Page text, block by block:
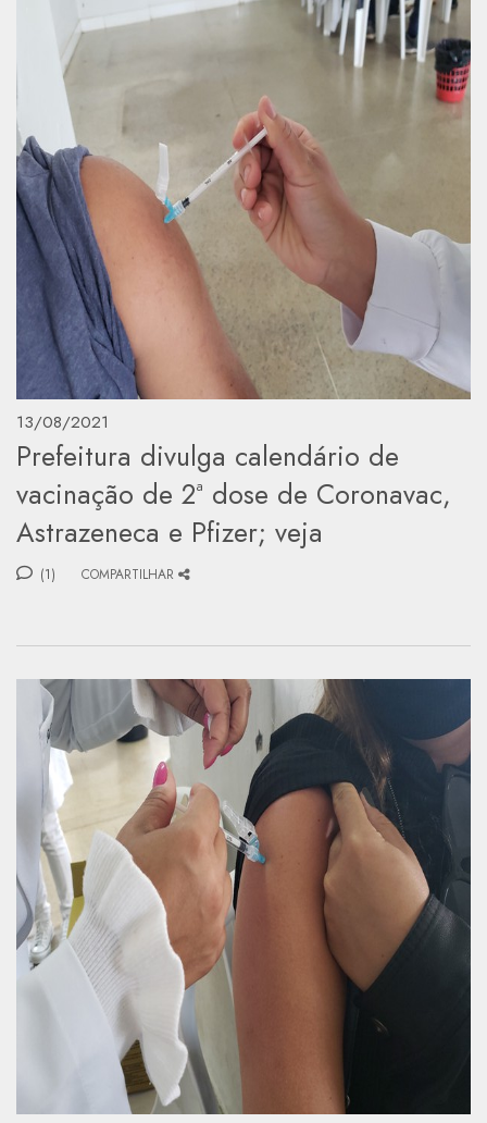
13/08/2021
Prefeitura divulga calendário de
vacinação de 2ª dose de Coronavac,
Astrazeneca e Pfizer; veja
(1) COMPARTILHAR